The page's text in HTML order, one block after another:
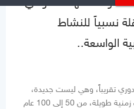
نسبياً للنشاط
الواسعة..
دوري تقريباً، وهي ليست جديدة،
ولكن تفصل بين دورة وأخرى فترات زمنية طويلة، من 50 إلى 100 عام